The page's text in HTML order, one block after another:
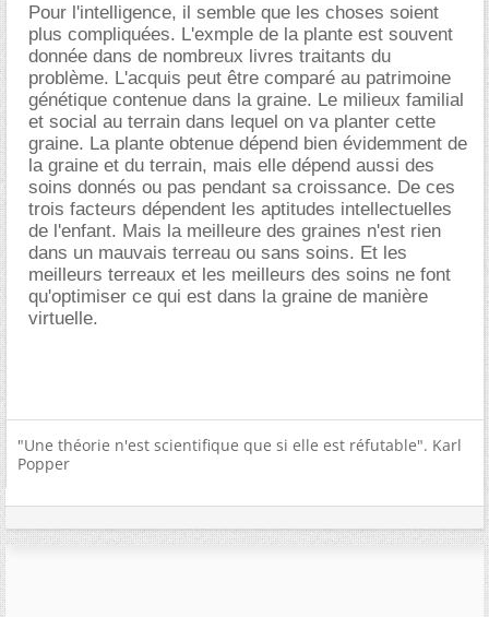
Pour l'intelligence, il semble que les choses soient
plus compliquées. L'exmple de la plante est souvent
donnée dans de nombreux livres traitants du
problème. L'acquis peut être comparé au patrimoine
génétique contenue dans la graine. Le milieux familial
et social au terrain dans lequel on va planter cette
graine. La plante obtenue dépend bien évidemment de
la graine et du terrain, mais elle dépend aussi des
soins donnés ou pas pendant sa croissance. De ces
trois facteurs dépendent les aptitudes intellectuelles
de l'enfant. Mais la meilleure des graines n'est rien
dans un mauvais terreau ou sans soins. Et les
meilleurs terreaux et les meilleurs des soins ne font
qu'optimiser ce qui est dans la graine de manière
virtuelle.
"Une théorie n'est scientifique que si elle est réfutable". Karl
Popper